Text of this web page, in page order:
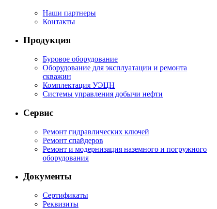
Наши партнеры
Контакты
Продукция
Буровое оборудование
Оборудование для эксплуатации и ремонта
скважин
Комплектация УЭЦН
Системы управления добычи нефти
Сервис
Ремонт гидравлических ключей
Ремонт спайдеров
Ремонт и модернизация наземного и погружного
оборудования
Документы
Сертификаты
Реквизиты